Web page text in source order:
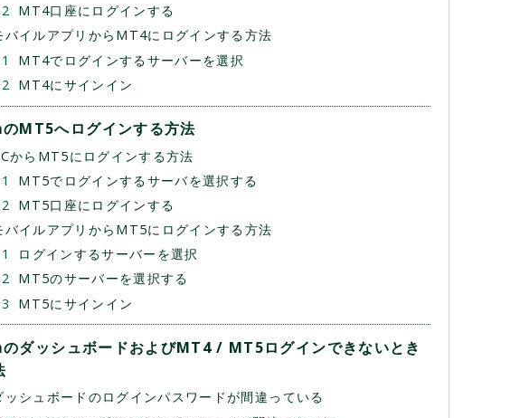
MT4口座にログインする
バイルアプリからMT4にログインする方法
MT4でログインするサーバーを選択
MT4にサインイン
MT5へログインする方法
からMT5にログインする方法
MT5でログインするサーバを選択する
MT5口座にログインする
バイルアプリからMT5にログインする方法
ログインするサーバーを選択
MT5のサーバーを選択する
MT5にサインイン
ダッシュボードおよびMT4 / MT5ログインできないとき
ッシュボードのログインパスワードが間違っている
ィ・プログラム
開催期間：2026.8.5～2026.8.19